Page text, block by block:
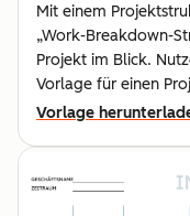
Mit einem
„Work-Breakdown-
Projekt im Blick.
Vorlage für einen
Vorlage